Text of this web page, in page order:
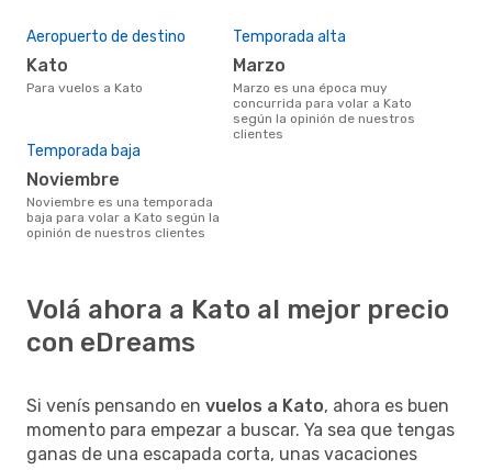
Aeropuerto de destino
Kato
Para vuelos a Kato
Temporada alta
marzo
marzo es una época muy
concurrida para volar a Kato
según la opinión de nuestros
clientes
Temporada baja
noviembre
noviembre es una temporada
baja para volar a Kato según la
opinión de nuestros clientes
Volá ahora a Kato al mejor precio
con eDreams
Si venís pensando en vuelos a Kato, ahora es buen
momento para empezar a buscar. Ya sea que tengas
ganas de una escapada corta, unas vacaciones